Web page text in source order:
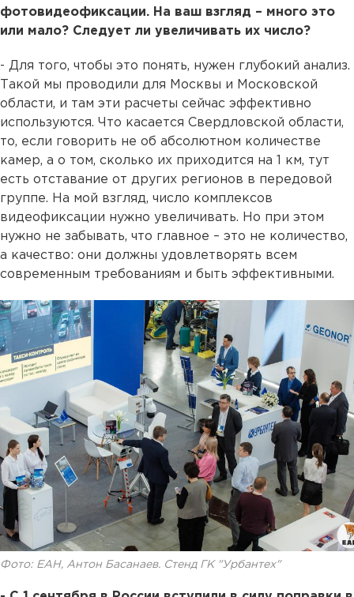
фотовидеофиксации. На ваш взгляд – много это
или мало? Следует ли увеличивать их число?
- Для того, чтобы это понять, нужен глубокий анализ.
Такой мы проводили для Москвы и Московской
области, и там эти расчеты сейчас эффективно
используются. Что касается Свердловской области,
то, если говорить не об абсолютном количестве
камер, а о том, сколько их приходится на 1 км, тут
есть отставание от других регионов в передовой
группе. На мой взгляд, число комплексов
видеофиксации нужно увеличивать. Но при этом
нужно не забывать, что главное – это не количество,
а качество: они должны удовлетворять всем
современным требованиям и быть эффективными.
Фото: ЕАН, Антон Басанаев. Стенд ГК "Урбантех"